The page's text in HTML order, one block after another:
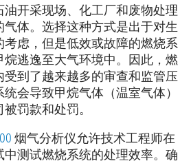
开采现场、化工厂和废物处理
体。选择这种方式是出于对生
虑，但是低效或故障的燃烧系
逃逸至大气环境中。因此，燃
到了越来越多的审查和监管压
会导致甲烷气体（温室气体）
罚款和处罚。
烟气分析仪允许技术工程师在
中测试燃烧系统的处理效率。确